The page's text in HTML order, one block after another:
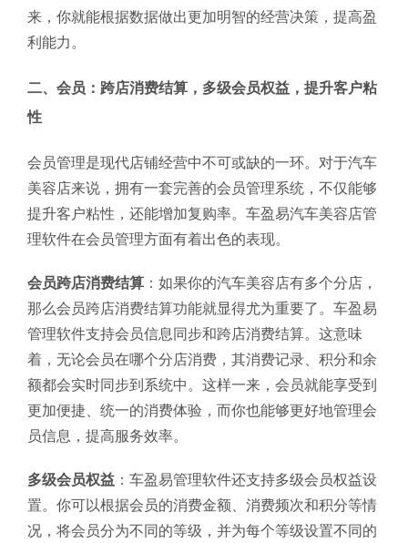
来，你就能根据数据做出更加明智的经营决策，提高盈
利能力。
二、会员：跨店消费结算，多级会员权益，提升客户粘
性
会员管理是现代店铺经营中不可或缺的一环。对于汽车
美容店来说，拥有一套完善的会员管理系统，不仅能够
提升客户粘性，还能增加复购率。车盈易汽车美容店管
理软件在会员管理方面有着出色的表现。
会员跨店消费结算 ：如果你的汽车美容店有多个分店，
那么会员跨店消费结算功能就显得尤为重要了。车盈易
管理软件支持会员信息同步和跨店消费结算。这意味
着，无论会员在哪个分店消费，其消费记录、积分和余
额都会实时同步到系统中。这样一来，会员就能享受到
更加便捷、统一的消费体验，而你也能够更好地管理会
员信息，提高服务效率。
多级会员权益 ：车盈易管理软件还支持多级会员权益设
置。你可以根据会员的消费金额、消费频次和积分等情
况，将会员分为不同的等级，并为每个等级设置不同的